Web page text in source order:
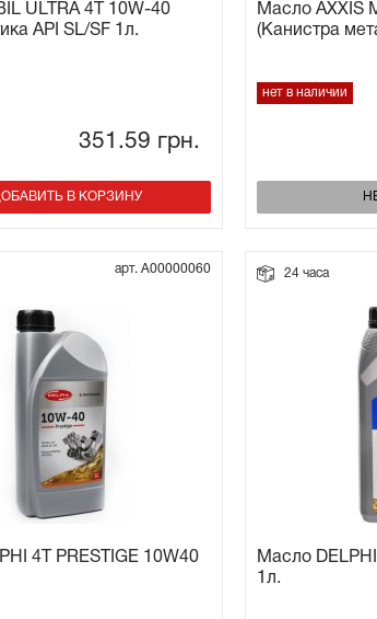
ULTRA 4Т 10W-40
API SL/SF 1л.
351.59 грн.
В КОРЗИНУ
Масло AXXIS
(Канистра
нет в наличии
арт. А00000060
4Т PRESTIGE 10W40
24 часа
Масло
1л.